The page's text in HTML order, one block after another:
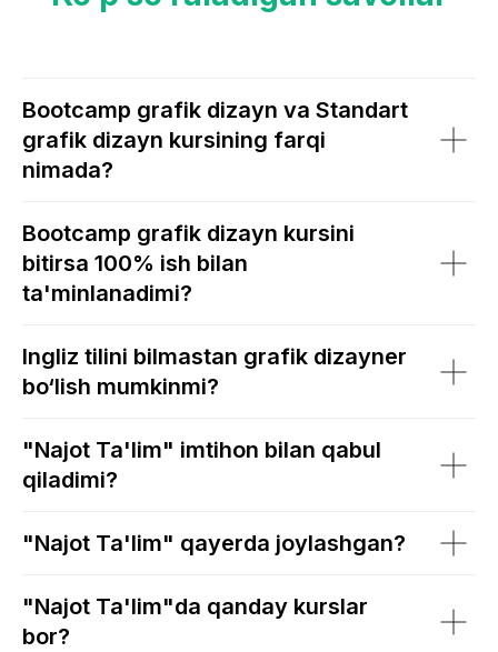
Bootcamp grafik dizayn va Standart
grafik dizayn kursining farqi
nimada?
Bootcamp grafik dizayn kursini
bitirsa 100% ish bilan
ta'minlanadimi?
Ingliz tilini bilmastan grafik dizayner
bo‘lish mumkinmi?
"Najot Ta'lim" imtihon bilan qabul
qiladimi?
"Najot Ta'lim" qayerda joylashgan?
"Najot Ta'lim"da qanday kurslar
bor?